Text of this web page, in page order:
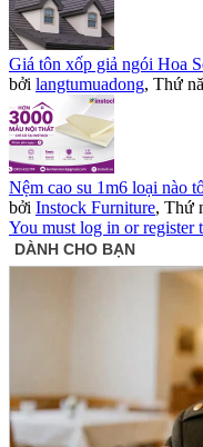
Giá tôn xốp giả ngói Hoa
bởi langtumuadong, Thứ
Nệm cao su 1m6 loại nào
bởi Instock Furniture, Thứ
You must log in or register